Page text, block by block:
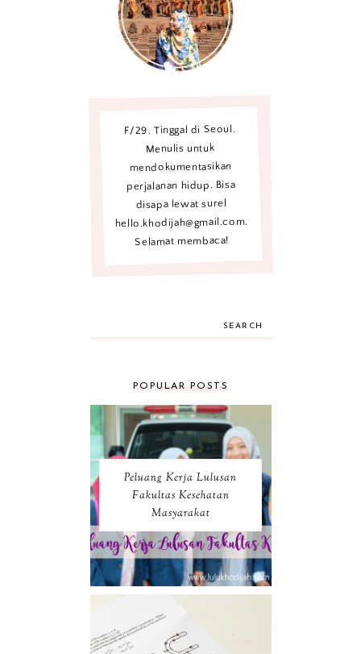
F/29. Tinggal di Seoul.
Menulis untuk
mendokumentasikan
perjalanan hidup. Bisa
disapa lewat surel
hello.khodijah@gmail.com.
Selamat membaca!
SEARCH
POPULAR POSTS
Peluang Kerja Lulusan
Fakultas Kesehatan
Masyarakat